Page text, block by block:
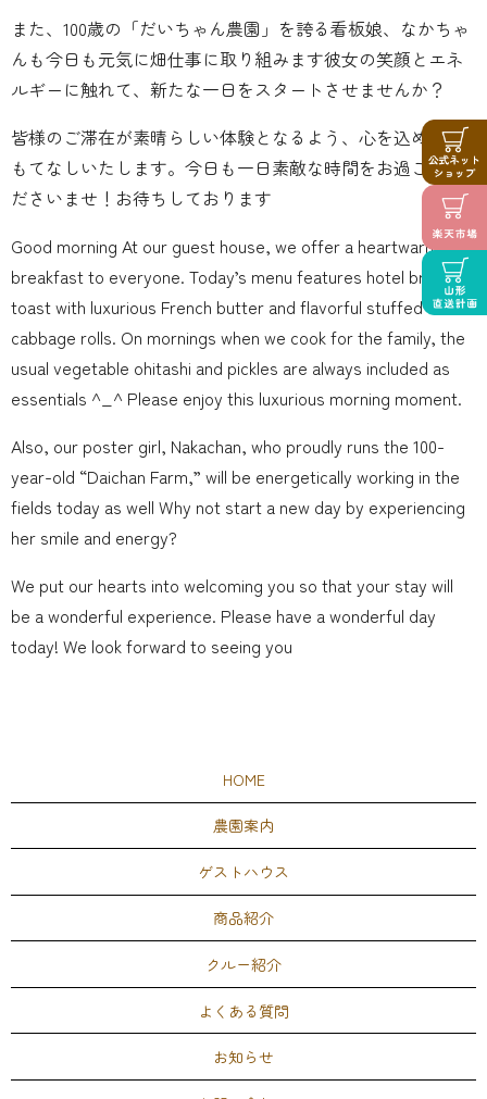
また、100歳の「だいちゃん農園」を誇る看板娘、なかちゃ
んも今日も元気に畑仕事に取り組みます彼女の笑顔とエネ
ルギーに触れて、新たな一日をスタートさせませんか？
皆様のご滞在が素晴らしい体験となるよう、心を込めてお
もてなしいたします。今日も一日素敵な時間をお過ごしく
ださいませ！お待ちしております
Good morning At our guest house, we offer a heartwarming
breakfast to everyone. Today’s menu features hotel bread
toast with luxurious French butter and flavorful stuffed
cabbage rolls. On mornings when we cook for the family, the
usual vegetable ohitashi and pickles are always included as
essentials ^_^ Please enjoy this luxurious morning moment.
Also, our poster girl, Nakachan, who proudly runs the 100-
year-old “Daichan Farm,” will be energetically working in the
fields today as well Why not start a new day by experiencing
her smile and energy?
We put our hearts into welcoming you so that your stay will
be a wonderful experience. Please have a wonderful day
today! We look forward to seeing you
HOME
農園案内
ゲストハウス
商品紹介
クルー紹介
よくある質問
お知らせ